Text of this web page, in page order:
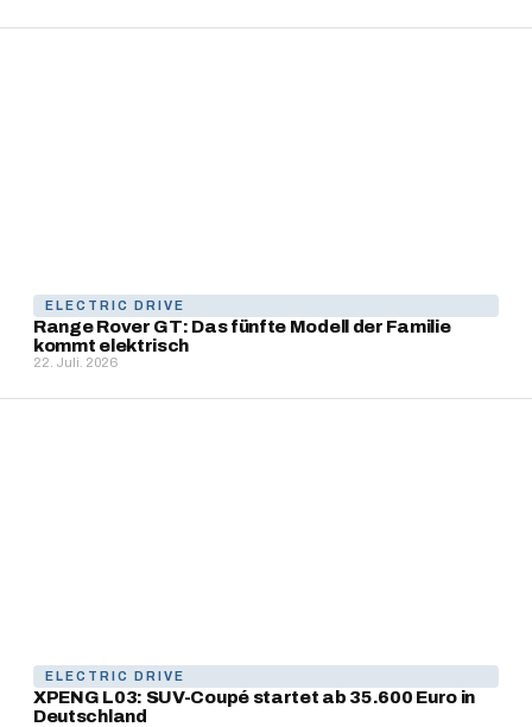
ELECTRIC DRIVE
Range Rover GT: Das fünfte Modell der Familie
kommt elektrisch
22. Juli. 2026
ELECTRIC DRIVE
XPENG L03: SUV-Coupé startet ab 35.600 Euro in
Deutschland